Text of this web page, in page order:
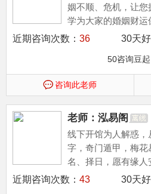
姻不顺、危机，让
学为大家的婚姻财运
近期咨询次数： 36 30天好
50咨询豆起
咨询此老师
老师：泓易阁
线下开馆为人解惑，
字，奇门遁甲，梅
名、择日，愿有缘人
近期咨询次数： 43 30天好